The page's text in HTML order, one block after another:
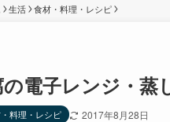
生活 食材・料理・レシピ
電子レンジ・蒸
料理・レシピ 2017年8月28日